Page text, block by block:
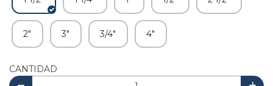
2" 3" 3/4" 4"
CANTIDAD